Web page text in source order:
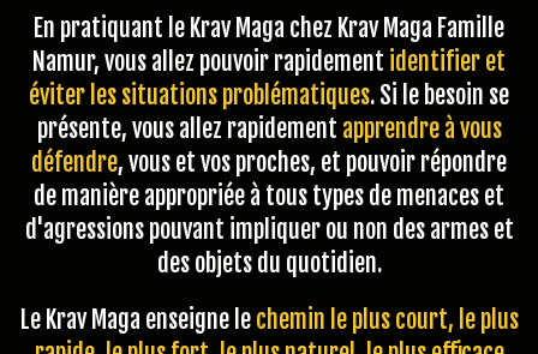
En pratiquant le Krav Maga chez Krav Maga Famille
Namur, vous allez pouvoir rapidement identifier et
éviter les situations problématiques. Si le besoin se
présente, vous allez rapidement apprendre à vous
défendre, vous et vos proches, et pouvoir répondre
de manière appropriée à tous types de menaces et
d'agressions pouvant impliquer ou non des armes et
des objets du quotidien.
Le Krav Maga enseigne le chemin le plus court, le plus